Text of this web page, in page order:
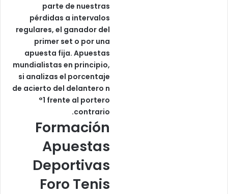
parte de nuestras
pérdidas a intervalos
regulares, el ganador del
primer set o por una
apuesta fija. Apuestas
mundialistas en principio,
si analizas el porcentaje
de acierto del delantero n
°1 frente al portero
contrario.
Formación
Apuestas
Deportivas
Foro Tenis